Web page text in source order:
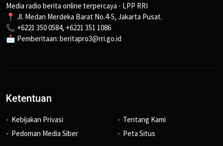
Media radio berita online terpercaya - LPP RRI
📍 Jl. Medan Merdeka Barat No.4-5, Jakarta Pusat.
📞 +6221 350 0584, +6221 351 1086
📩 Pemberitaan: beritapro3@rri.go.id
Ketentuan
Kebijakan Privasi
Pedoman Media Siber
Tentang Kami
Peta Situs